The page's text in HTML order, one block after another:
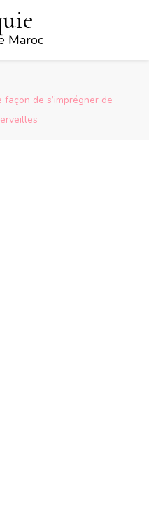
Maroc
de s’imprégner de